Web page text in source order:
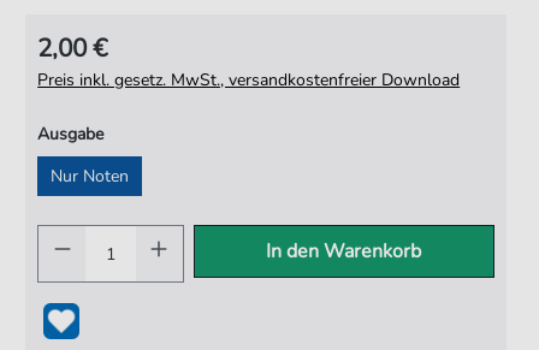
2,00 €
Preis inkl. gesetz. MwSt., versandkostenfreier Download
Ausgabe
Nur Noten
In den Warenkorb